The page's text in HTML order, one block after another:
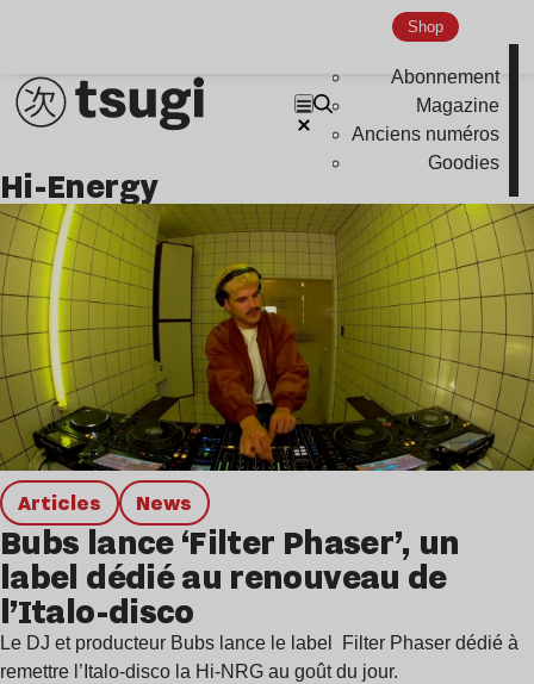
Shop
Abonnement
Magazine
Anciens numéros
Goodies
Nu Jazz
Indie
Hi-Energy
Articles news
Bubs lance ‘Filter Phaser’, un
label dédié au renouveau de
l’Italo-disco
Le DJ et producteur Bubs lance le label Filter Phaser dédié à
remettre l’Italo-disco la Hi-NRG au goût du jour.